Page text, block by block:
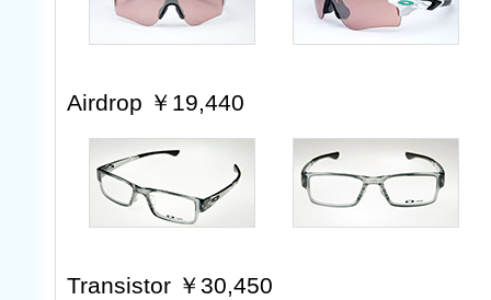
Airdrop ￥19,440
Transistor ￥30,450